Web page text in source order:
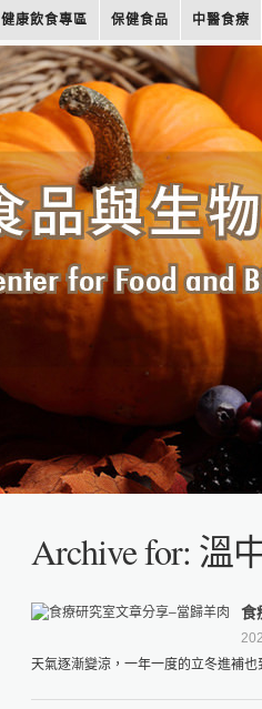
健康飲食專區 保健食品 中醫食療
Archive for: 溫
食
天氣逐漸變涼，一年一度的立冬進補